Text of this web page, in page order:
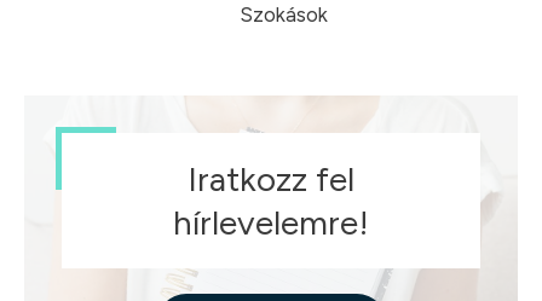
Szokások
Iratkozz fel
hírlevelemre!